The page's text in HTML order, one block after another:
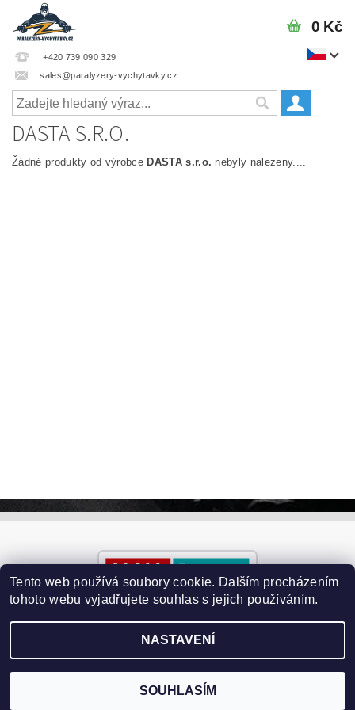
+420 739 090 329
sales@paralyzery-vychytavky.cz
0 Kč
DASTA S.R.O.
Žádné produkty od výrobce DASTA s.r.o. nebyly nalezeny....
2026 ©Paralyzery-vychytavky.cz, všechna práva vyhrazena
Vytvořil Shoptet
Tento web používá soubory cookie. Dalším procházením
tohoto webu vyjadřujete souhlas s jejich používáním.
NASTAVENÍ
SOUHLASÍM